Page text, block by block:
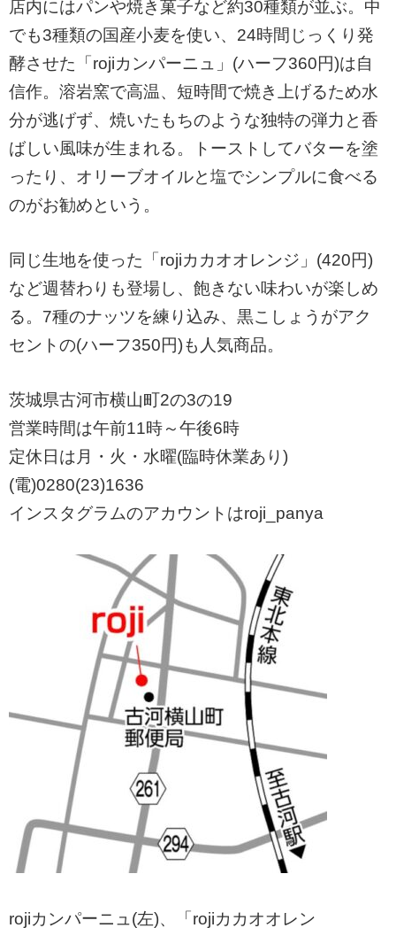
店内にはパンや焼き菓子など約30種類が並ぶ。中
でも3種類の国産小麦を使い、24時間じっくり発
酵させた「rojiカンパーニュ」(ハーフ360円)は自
信作。溶岩窯で高温、短時間で焼き上げるため水
分が逃げず、焼いたもちのような独特の弾力と香
ばしい風味が生まれる。トーストしてバターを塗
ったり、オリーブオイルと塩でシンプルに食べる
のがお勧めという。
同じ生地を使った「rojiカカオオレンジ」(420円)
など週替わりも登場し、飽きない味わいが楽しめ
る。7種のナッツを練り込み、黒こしょうがアク
セントの(ハーフ350円)も人気商品。
茨城県古河市横山町2の3の19
営業時間は午前11時～午後6時
定休日は月・火・水曜(臨時休業あり)
(電)0280(23)1636
インスタグラムのアカウントはroji_panya
rojiカンパーニュ(左)、「rojiカカオオレン